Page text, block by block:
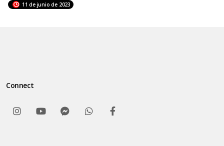
11 de junio de 2023
Connect